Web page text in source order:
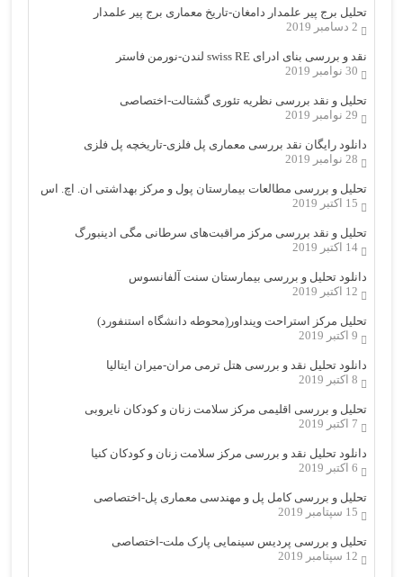
تحلیل برج پیر علمدار دامغان-تاریخ معماری برج پیر علمدار
2 دسامبر 2019
نقد و بررسی بنای ادرای swiss RE لندن-نورمن فاستر
30 نوامبر 2019
تحلیل و نقد بررسی نظریه تئوری گشتالت-اختصاصی
29 نوامبر 2019
دانلود رایگان نقد بررسی معماری پل فلزی-تاریخچه پل فلزی
28 نوامبر 2019
تحلیل و بررسی مطالعات بیمارستان پول و مرکز بهداشتی ان. اچ. اس
15 اکتبر 2019
تحلیل و نقد بررسی مرکز مراقبت‌های سرطانی مگی ادینبورگ
14 اکتبر 2019
دانلود تحلیل و بررسی بیمارستان سنت آلفانسوس
12 اکتبر 2019
تحلیل مرکز استراحت وینداور(محوطه دانشگاه استنفورد)
9 اکتبر 2019
دانلود تحلیل نقد و بررسی هتل ترمی مران-میران ایتالیا
8 اکتبر 2019
تحلیل و بررسی اقلیمی مرکز سلامت زنان و کودکان نایروبی
7 اکتبر 2019
دانلود تحلیل نقد و بررسی مرکز سلامت زنان و کودکان کنیا
6 اکتبر 2019
تحلیل و بررسی کامل پل و مهندسی معماری پل-اختصاصی
15 سپتامبر 2019
تحلیل و بررسی پردیس سینمایی پارک ملت-اختصاصی
12 سپتامبر 2019